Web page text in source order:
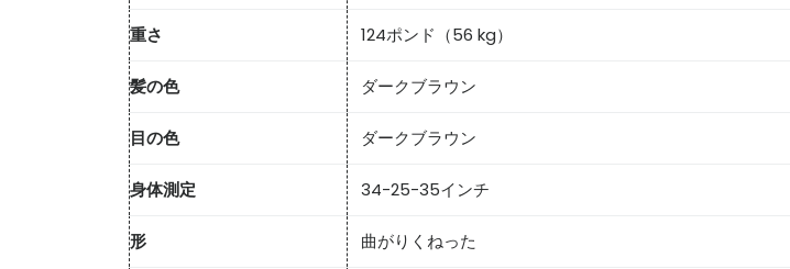
重さ 124ポンド（56 kg）
髪の色 ダークブラウン
目の色 ダークブラウン
身体測定 34-25-35インチ
形 曲がりくねった